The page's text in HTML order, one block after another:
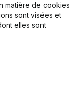
matière de cookies
sont visées et
elles sont
internationale